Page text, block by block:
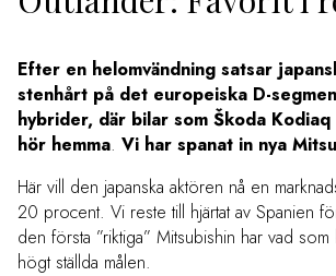
Efter en helomvändning satsar
stenhårt på det europeiska D-
hybrider, där bilar som Škoda
hör hemma. Vi har spanat in nya
Här vill den japanska aktören nå en
20 procent. Vi reste till hjärtat av Spanien
den första ”riktiga” Mitsubishin har vad
högt ställda målen.